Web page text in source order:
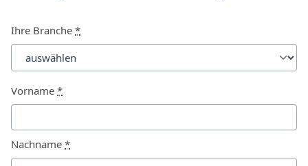
Ihre Branche *
Vorname *
Nachname *